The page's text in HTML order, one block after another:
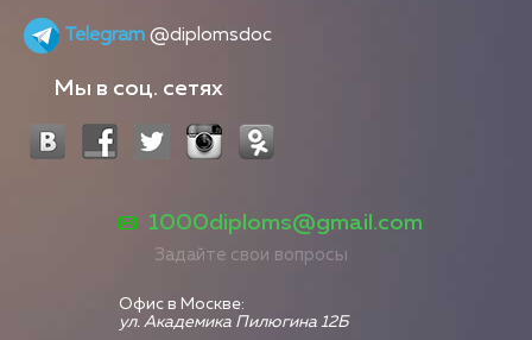
Telegram @diplomsdoc
Мы в соц. сетях
1000diploms@gmail.com
Задайте свои вопросы
Офис в Москве:
ул. Академика Пилюгина 12Б